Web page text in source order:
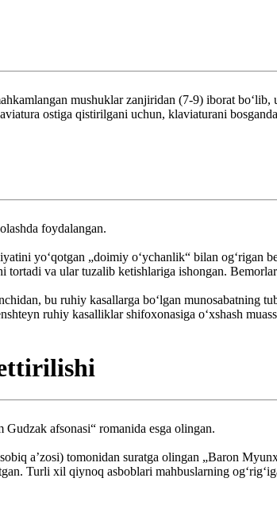
mushuklar zanjiridan (7-9) iborat
ostiga qistirilgani uchun, klaviaturani
foydalangan.
yoʻqotgan „doimiy oʻychanlik“ bilan ogʻrigan
tortadi va ular tuzalib ketishlariga ishongan.
bu ruhiy kasallarga boʻlgan munosabatning
ruhiy kasalliklar shifoxonasiga oʻxshash
afsonasi“ romanida esga olingan.
aʼzosi) tomonidan suratga olingan „Baron
Turli xil qiynoq asboblari mahbuslarning